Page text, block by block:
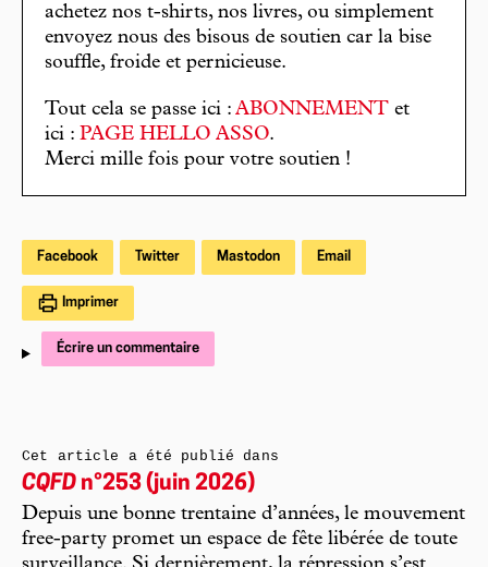
achetez nos t-shirts, nos livres, ou simplement
envoyez nous des bisous de soutien car la bise
souffle, froide et pernicieuse.
Tout cela se passe ici : ABONNEMENT et
ici : PAGE HELLO ASSO.
Merci mille fois pour votre soutien !
Facebook Twitter Mastodon Email
Imprimer
Écrire un commentaire
Cet article a été publié dans
CQFD n°253 (juin 2026)
Depuis une bonne trentaine d’années, le mouvement
free-party promet un espace de fête libérée de toute